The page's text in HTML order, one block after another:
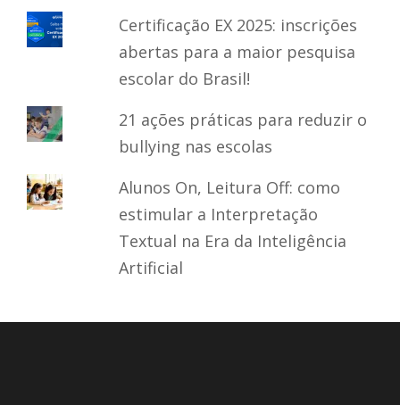
Certificação EX 2025: inscrições
abertas para a maior pesquisa
escolar do Brasil!
21 ações práticas para reduzir o
bullying nas escolas
Alunos On, Leitura Off: como
estimular a Interpretação
Textual na Era da Inteligência
Artificial